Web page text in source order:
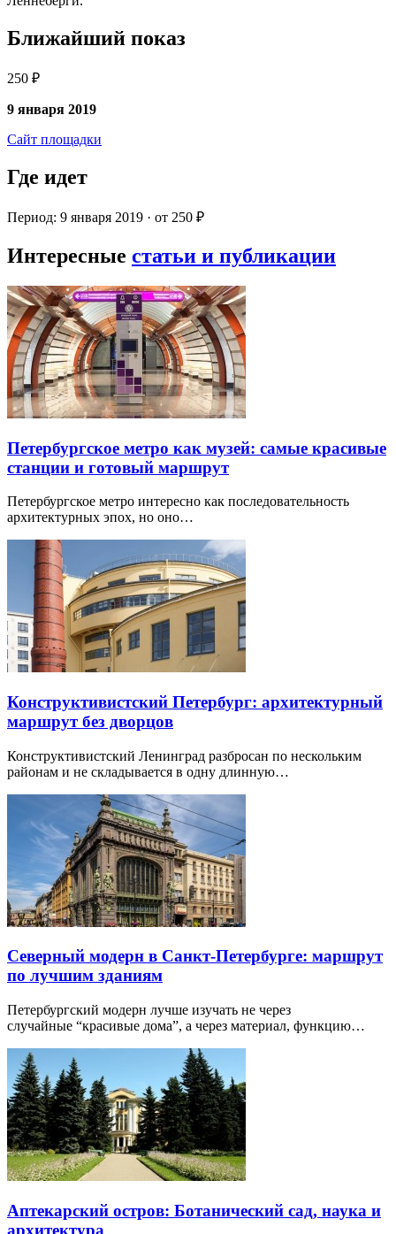
Ближайший показ
250 ₽
9 января 2019
Сайт площадки
Где идет
Период: 9 января 2019 · от 250 ₽
Интересные статьи и публикации
Петербургское метро как музей: самые красивые
станции и готовый маршрут
Петербургское метро интересно как последовательность
архитектурных эпох, но оно…
Конструктивистский Петербург: архитектурный
маршрут без дворцов
Конструктивистский Ленинград разбросан по нескольким
районам и не складывается в одну длинную…
Северный модерн в Санкт-Петербурге: маршрут
по лучшим зданиям
Петербургский модерн лучше изучать не через
случайные “красивые дома”, а через материал, функцию…
Аптекарский остров: Ботанический сад, наука и
архитектура